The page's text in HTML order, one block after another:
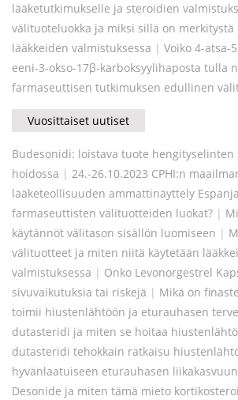
lääketutkimukselle ja steroidien
välituoteluokka ja miksi sillä on merkitystä
lääkkeiden valmistuksessa | Voiko 4-atsa-
eeni-3-okso-17β-karboksyylihaposta tulla
farmaseuttisen tutkimuksen edullinen
Vuosittaiset uutiset
Budesonidi: loistava tuote hengityselinten
hoidossa | 24.-26.10.2023 CPHI:n
lääketeollisuuden ammattinäyttely
farmaseuttisten välituotteiden luokat? |
käytännöt välitason sisällön luomiseen |
välituotteet ja miten niitä käytetään
valmistuksessa | Onko Levonorgestrel
sivuvaikutuksia tai riskejä | Mikä on
toimii hiustenlähtöön ja eturauhasen
dutasteridi ja miten se hoitaa
dutasteridi tehokkain ratkaisu
hyvänlaatuiseen eturauhasen liikakasvuun
Desonide ja miten tämä mieto